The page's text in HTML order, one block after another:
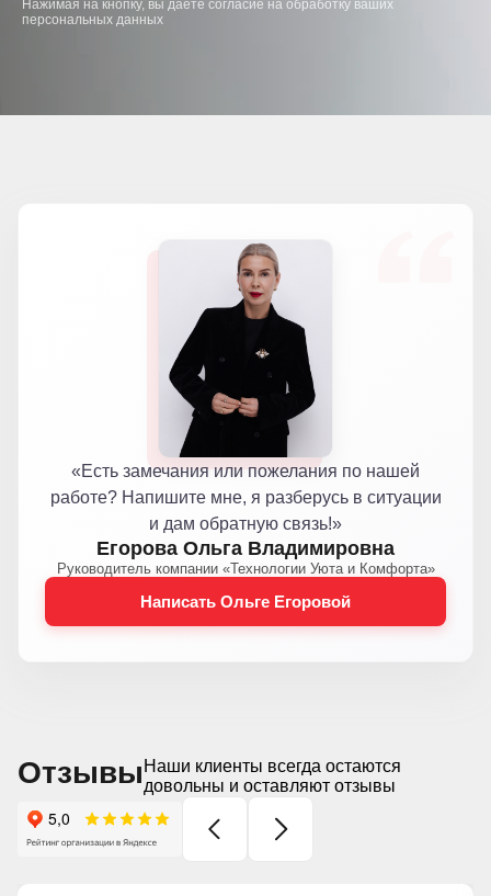
Нажимая на кнопку, вы даете согласие на обработку ваших
персональных данных
«Есть замечания или пожелания по нашей
работе? Напишите мне, я разберусь в ситуации
и дам обратную связь!»
Егорова Ольга Владимировна
Руководитель компании «Технологии Уюта и Комфорта»
Написать Ольге Егоровой
Отзывы Наши клиенты всегда остаются
довольны и оставляют отзывы